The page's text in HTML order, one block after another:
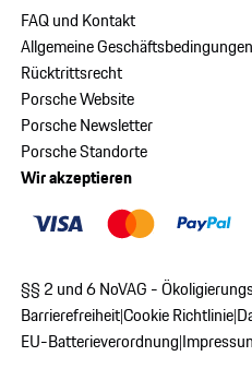
FAQ und Kontakt
Allgemeine Geschäftsbedingungen
Rücktrittsrecht
Porsche Website
Porsche Newsletter
Porsche Standorte
Wir akzeptieren
§§ 2 und 6 NoVAG -
Barrierefreiheit|Cookie Richtlinie|
EU-Batterieverordnung|